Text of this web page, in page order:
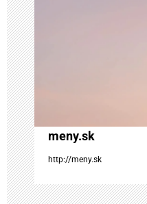
v
č
l
á
n
k
meny.sk
http://meny.sk